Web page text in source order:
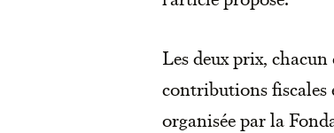
Les deux prix,
contributions fiscales
organisée par la